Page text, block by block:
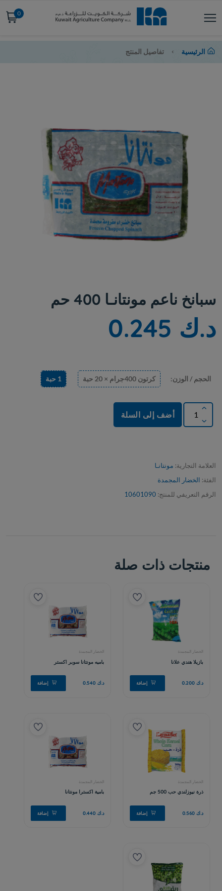
0
الرئيسية تفاصيل المنتج
سبانخ ناعم مونتانـا 400 حم
د.ك 0.245
الحجم / الوزن: كرتون 400جرام × 20 حبة 1 حبة
أضف إلى السلة
العلامة التجارية: مونتانـا
الفئة: الخضار المجمدة
الرقم التعريفي للمنتج: 10601090
منتجات ذات صلة